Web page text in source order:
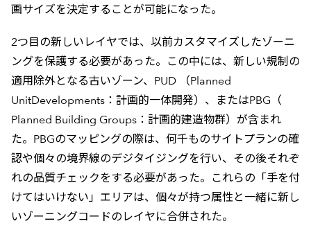
画サイズを決定することが可能になった。
2つ目の新しいレイヤでは、以前カスタマイズしたゾーニ
ングを保護する必要があった。この中には、新しい規制の
適用除外となる古いゾーン、PUD （Planned
UnitDevelopments：計画的一体開発）、またはPBG（
Planned Building Groups：計画的建造物群）が含まれ
た。PBGのマッピングの際は、何千ものサイトプランの確
認や個々の境界線のデジタイジングを行い、その後それぞ
れの品質チェックをする必要があった。これらの「手を付
けてはいけない」エリアは、個々が持つ属性と一緒に新し
いゾーニングコードのレイヤに合併された。